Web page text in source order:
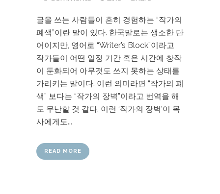
글을 쓰는 사람들이 흔히 경험하는 “작가의
폐색”이란 말이 있다. 한국말로는 생소한 단
어이지만, 영어로 “Writer’s Block”이라고
작가들이 어떤 일정 기간 혹은 시간에 창작
이 둔화되어 아무것도 쓰지 못하는 상태를
가리키는 말이다. 이런 의미라면 “작가의 폐
색” 보다는 “작가의 장벽”이라고 번역을 해
도 무난할 것 같다. 이런 ‘작가의 장벽’이 목
사에게도...
READ MORE